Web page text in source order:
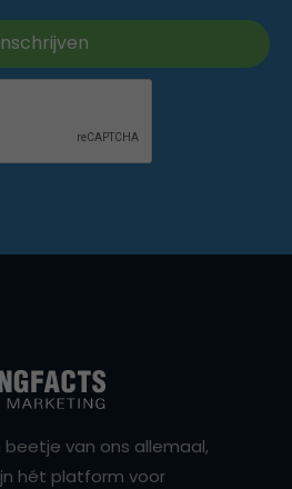
van ons allemaal,
hét platform voor